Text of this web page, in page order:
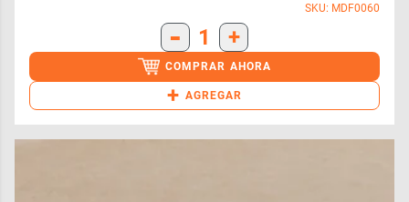
SKU: MDF0060
- 1 +
COMPRAR AHORA
+ AGREGAR